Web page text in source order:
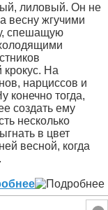
лиловый. Он не
весну жгучими
спешащую
На
нарциссов и
конечно тогда,
создать ему
несколько
в цвет
весной, когда